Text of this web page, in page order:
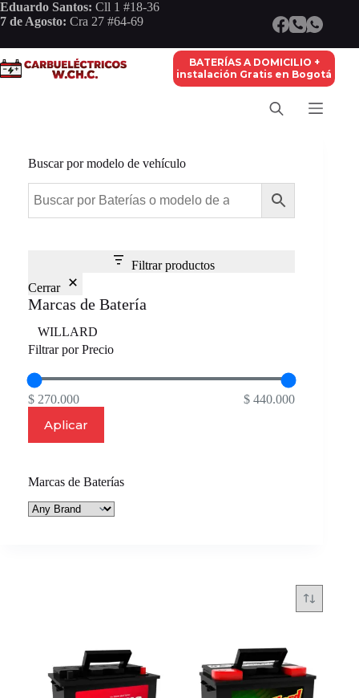
Saltar
al
Eduardo Santos: Cll 1 #18-36
7 de Agosto: Cra 27 #64-69
BATERÍAS A DOMICILIO +
instalación Gratis en Bogotá
Buscar por modelo de vehículo
Filtrar productos
Cerrar
Marcas de Batería
Marca
WILLARD
Filtrar por Precio
$ 270.000 $ 440.000
Aplicar
Marcas de Baterías